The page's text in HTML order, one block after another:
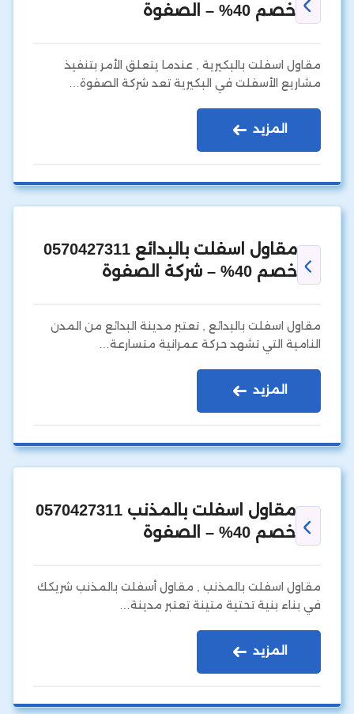
خصم 40% – الصفوة
مقاول اسفلت بالبكيرية , عندما يتعلق الأمر بتنفيذ
مشاريع الأسفلت في البكيرية تعد شركة الصفوة…
المزيد
مقاول اسفلت بالبدائع 0570427311
خصم 40% – شركة الصفوة
مقاول اسفلت بالبدائع , تعتبر مدينة البدائع من المدن
النامية التي تشهد حركة عمرانية متسارعة…
المزيد
مقاول اسفلت بالمذنب 0570427311
خصم 40% – الصفوة
مقاول اسفلت بالمذنب , مقاول أسفلت بالمذنب شريكك
في بناء بنية تحتية متينة تعتبر مدينة…
المزيد